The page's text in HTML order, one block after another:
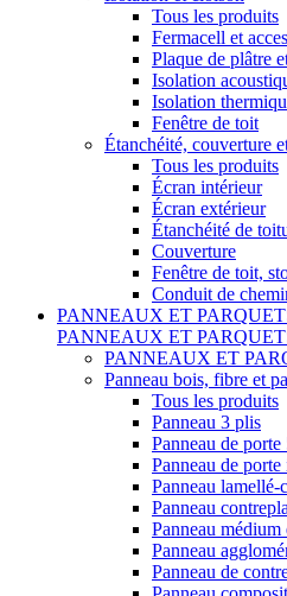
Tous les produits
Fermacell et
Plaque de plâtre
Isolation
Isolation
Fenêtre de toit
Étanchéité, couverture
Tous les produits
Écran intérieur
Écran extérieur
Étanchéité de
Couverture
Fenêtre de toit,
Conduit de
PANNEAUX ET
PANNEAUX ET
PANNEAUX ET
Panneau bois, fibre et
Tous les produits
Panneau 3 plis
Panneau de porte
Panneau de porte
Panneau lamellé-
Panneau
Panneau
Panneau
Panneau de